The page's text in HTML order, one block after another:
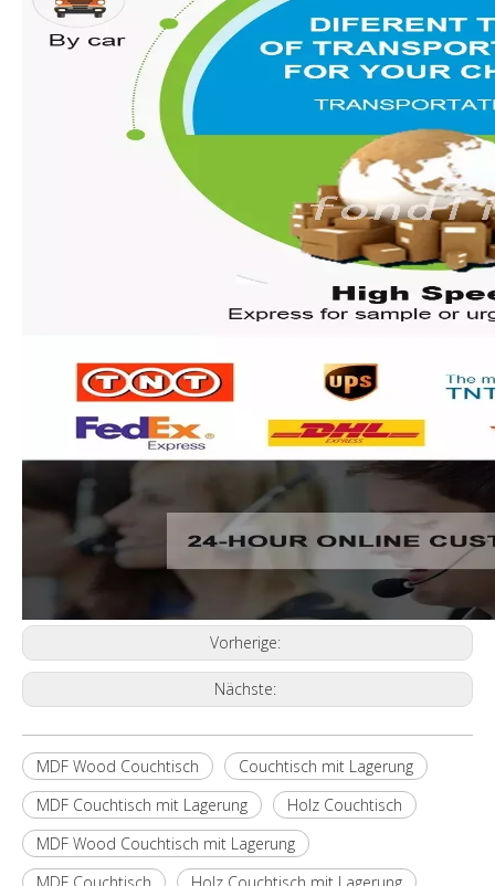
Vorherige:
Nächste:
MDF Wood Couchtisch
Couchtisch mit Lagerung
MDF Couchtisch mit Lagerung
Holz Couchtisch
MDF Wood Couchtisch mit Lagerung